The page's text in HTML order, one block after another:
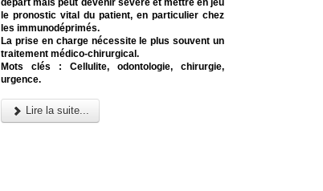
départ mais peut devenir sévère et mettre en jeu
le pronostic vital du patient, en particulier chez
les immunodéprimés.
La prise en charge nécessite le plus souvent un
traitement médico-chirurgical.
Mots clés : Cellulite, odontologie, chirurgie,
urgence.
Lire la suite...